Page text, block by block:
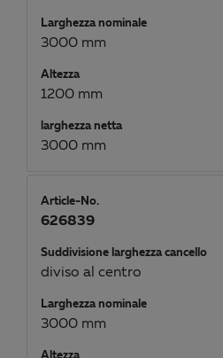
Larghezza nominale
3000 mm
Altezza
1200 mm
larghezza netta
3000 mm
Article-No.
626839
Suddivisione larghezza cancello
diviso al centro
Larghezza nominale
3000 mm